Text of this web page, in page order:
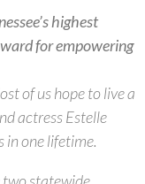
highest
for empowering
of us hope to live a
actress Estelle
in one lifetime.